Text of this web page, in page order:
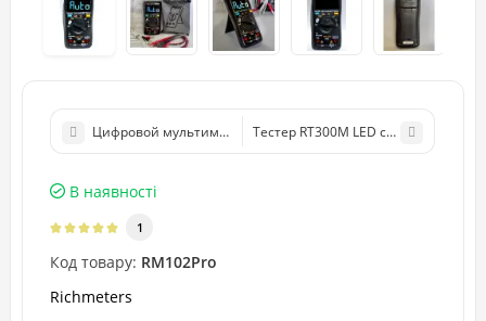
Тестер RT300M LED светодиодов
В наявності
1
Код товару: RM102Pro
Richmeters